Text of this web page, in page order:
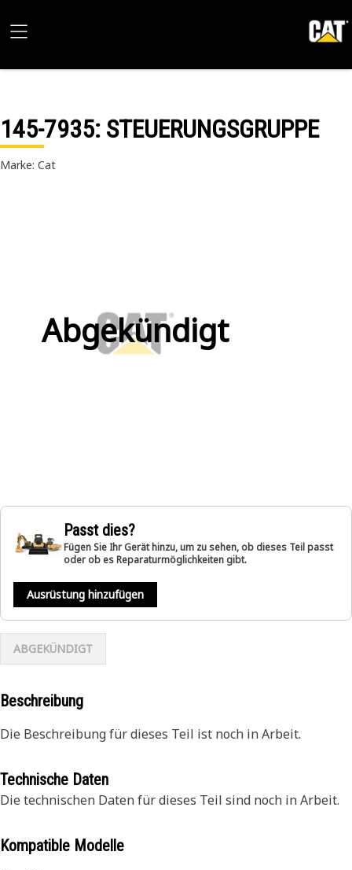
145-7935: STEUERUNGSGRUPPE
Marke: Cat
Abgekündigt
Passt dies?
Fügen Sie Ihr Gerät hinzu, um zu sehen, ob dieses Teil passt
oder ob es Reparaturmöglichkeiten gibt.
Ausrüstung hinzufügen
ABGEKÜNDIGT
Beschreibung
Die Beschreibung für dieses Teil ist noch in Arbeit.
Technische Daten
Die technischen Daten für dieses Teil sind noch in Arbeit.
Kompatible Modelle